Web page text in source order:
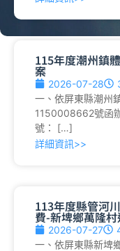
115年度潮州鎮
案
2026-07-28
一、依屏東縣潮州
1150008662號函
號： […]
詳細資訊>>
113年度縣管河
費-新埤鄉萬隆
2026-07-27
一、依屏東縣新埤